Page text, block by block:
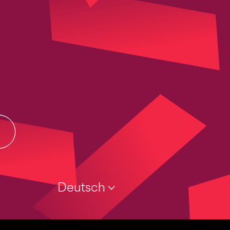
Deutsch